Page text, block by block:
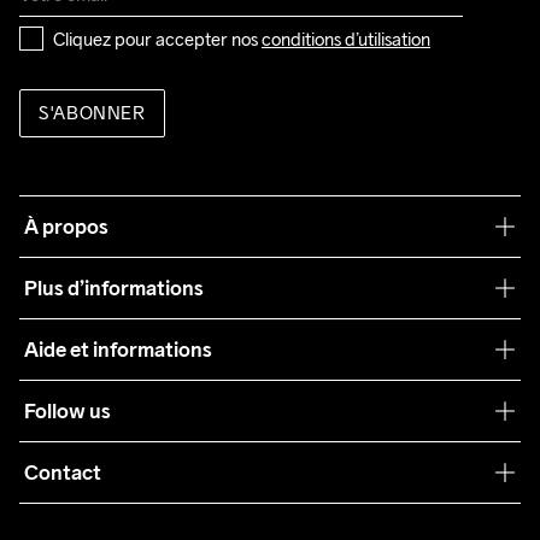
Cliquez pour accepter nos conditions d’utilisation
S'ABONNER
À propos
Plus d’informations
Teamwear
Durabilité
Collaborations
Aide et informations
Conditions générales
Retours
Follow us
Contact